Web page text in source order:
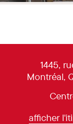
1445,
Montréal,
afficher